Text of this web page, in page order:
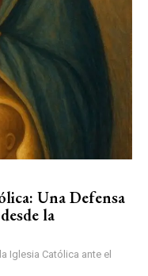
Una Defensa
la
Iglesia Católica ante el